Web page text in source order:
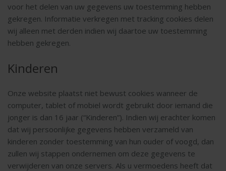
voor het delen van uw gegevens uw toestemming hebben
gekregen. Informatie verkregen met tracking cookies delen
wij alleen met derden indien wij daartoe uw toestemming
hebben gekregen.
Kinderen
Onze website plaatst niet bewust cookies wanneer de
computer, tablet of mobiel wordt gebruikt door iemand die
jonger is dan 16 jaar (“Kinderen”). Indien wij erachter komen
dat wij persoonlijke gegevens hebben verzameld van
kinderen zonder toestemming van hun ouder of voogd, dan
zullen wij stappen ondernemen om deze gegevens te
verwijderen van onze servers. Als u vermoedens heeft dat